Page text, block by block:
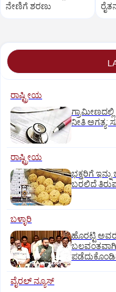
ನೇಣಿಗೆ ಶರಣು
ರಾಷ್ಟ್ರೀಯ
ನೀತಿ ಅಗತ್ಯ:
ರಾಷ್ಟ್ರೀಯ
ಭಕ್ತರಿಗೆ
ಬರಲಿದೆ
ಬಳ್ಳಾರಿ
ಹೊರಟ್ಟಿ
ವೈರಲ್ ನ್ಯೂಸ್